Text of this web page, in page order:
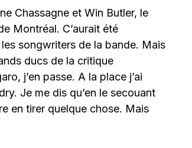
Chassagne et Win Butler, le
Montréal. C’aurait été
songwriters de la bande. Mais
ducs de la critique
j’en passe. A la place j’ai
Je me dis qu’en le secouant
en tirer quelque chose. Mais